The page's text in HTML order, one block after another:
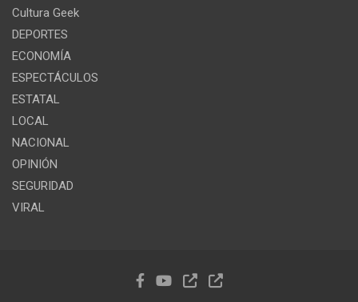
Cultura Geek
DEPORTES
ECONOMÍA
ESPECTÁCULOS
ESTATAL
LOCAL
NACIONAL
OPINIÓN
SEGURIDAD
VIRAL